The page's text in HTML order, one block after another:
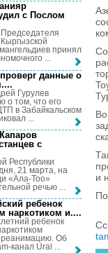
и
с Послом
принял
...
данные о
.
Гурулев
о том, что его
в Забайкальском
...
с
Республики
21 марта, на
«Ала-Тоо»
речью ...
ребенок
наркотиком и....
ребенок
реанимацию. Об
канал Ural ...